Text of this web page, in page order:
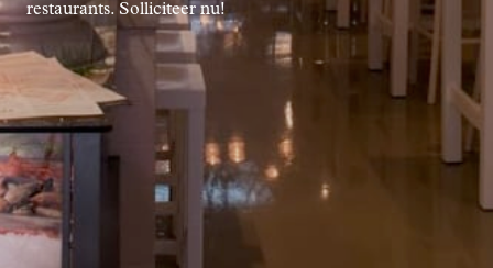
restaurants. Solliciteer nu!